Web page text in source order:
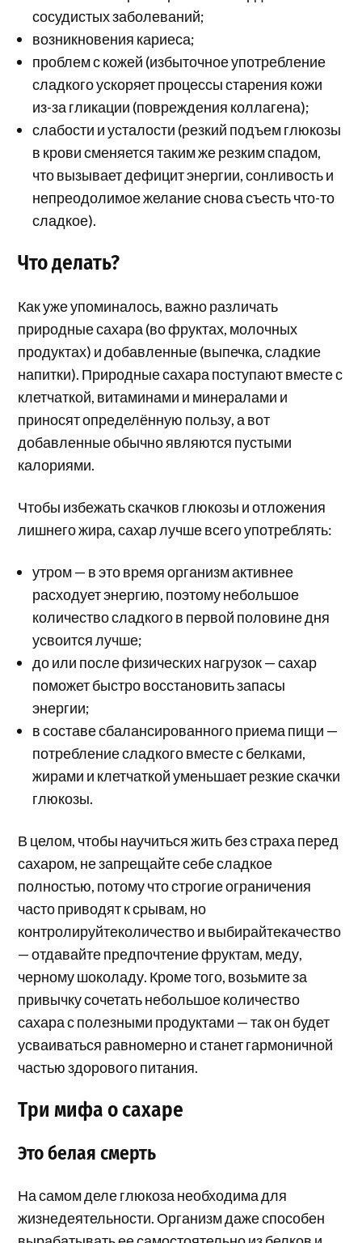
сосудистых заболеваний;
возникновения кариеса;
проблем с кожей (избыточное употребление
сладкого ускоряет процессы старения кожи
из-за гликации (повреждения коллагена);
слабости и усталости (резкий подъем глюкозы
в крови сменяется таким же резким спадом,
что вызывает дефицит энергии, сонливость и
непреодолимое желание снова съесть что-то
сладкое).
Что делать?
Как уже упоминалось, важно различать
природные сахара (во фруктах, молочных
продуктах) и добавленные (выпечка, сладкие
напитки). Природные сахара поступают вместе с
клетчаткой, витаминами и минералами и
приносят определённую пользу, а вот
добавленные обычно являются пустыми
калориями.
Чтобы избежать скачков глюкозы и отложения
лишнего жира, сахар лучше всего употреблять:
утром — в это время организм активнее
расходует энергию, поэтому небольшое
количество сладкого в первой половине дня
усвоится лучше;
до или после физических нагрузок — сахар
поможет быстро восстановить запасы
энергии;
в составе сбалансированного приема пищи —
потребление сладкого вместе с белками,
жирами и клетчаткой уменьшает резкие скачки
глюкозы.
В целом, чтобы научиться жить без страха перед
сахаром, не запрещайте себе сладкое
полностью, потому что строгие ограничения
часто приводят к срывам, но
контролируйтеколичество и выбирайтекачество
— отдавайте предпочтение фруктам, меду,
черному шоколаду. Кроме того, возьмите за
привычку сочетать небольшое количество
сахара с полезными продуктами — так он будет
усваиваться равномерно и станет гармоничной
частью здорового питания.
Три мифа о сахаре
Это белая смерть
На самом деле глюкоза необходима для
жизнедеятельности. Организм даже способен